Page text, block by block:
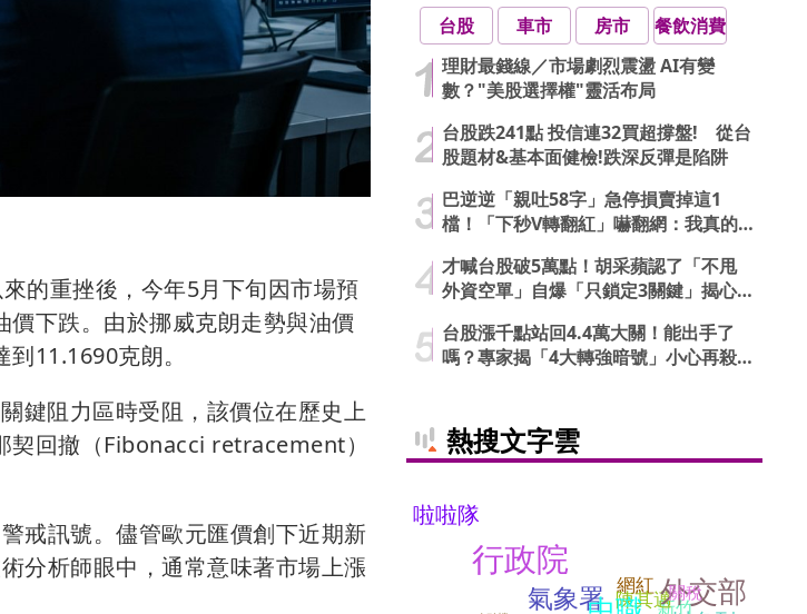
的重挫後，今年5月下旬因市場預
下跌。由於挪威克朗走勢與油價
11.1690克朗。
鍵阻力區時受阻，該價位在歷史上
契回撤（Fibonacci retracement）
戒訊號。儘管歐元匯價創下近期新
分析師眼中，通常意味著市場上漲
台股 車市 房市
餐飲消費
理財最錢線／市場劇烈震盪 AI有變
數？"美股選擇權"靈活布局
台股跌241點 投信連32買超撐盤! 從台
股題材&基本面健檢!跌深反彈是陷阱
巴逆逆「親吐58字」急停損賣掉這1
檔！「下秒V轉翻紅」嚇翻網：我真的
才喊台股破5萬點！胡采蘋認了「不甩
外資空單」自爆「只鎖定3關鍵」揭心
台股漲千點站回4.4萬大關！能出手了
嗎？專家揭「4大轉強暗號」小心再殺
熱搜文字雲
行政院
氣象署 新竹
網紅
陳其邁外交部
啦啦隊
關稅